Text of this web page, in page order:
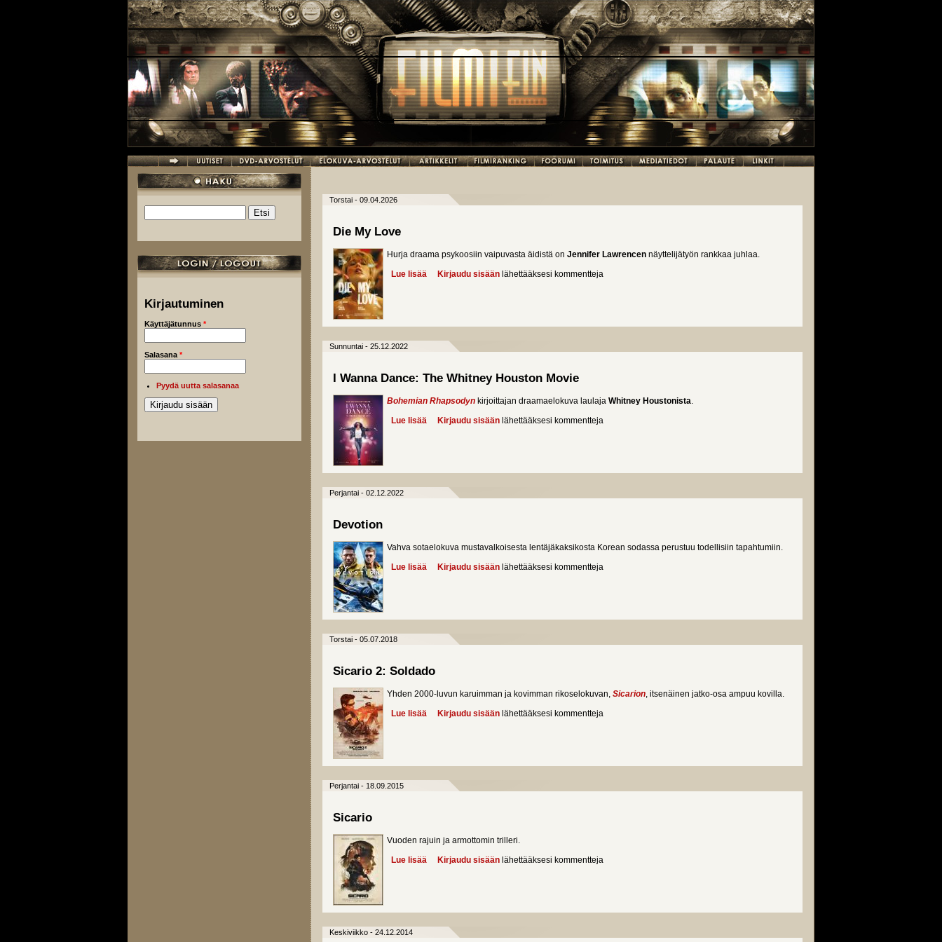
Hakulomake
Kirjautuminen
Käyttäjätunnus *
Salasana *
Pyydä uutta salasanaa
Torstai - 09.04.2026
Die My Love
Hurja draama psykoosiin vaipuvasta äidistä on Jennifer Lawrencen näyttelijätyön rankkaa juhlaa.
Lue lisää about Die My Love
Kirjaudu sisään lähettääksesi kommentteja
Sunnuntai - 25.12.2022
I Wanna Dance: The Whitney Houston Movie
Bohemian Rhapsodyn kirjoittajan draamaelokuva laulaja Whitney Houstonista.
Lue lisää about I Wanna Dance: The Whitney Houston Movie
Kirjaudu sisään lähettääksesi kommentteja
Perjantai - 02.12.2022
Devotion
Vahva sotaelokuva mustavalkoisesta lentäjäkaksikosta Korean sodassa perustuu todellisiin tapahtumiin.
Lue lisää about Devotion
Kirjaudu sisään lähettääksesi kommentteja
Torstai - 05.07.2018
Sicario 2: Soldado
Yhden 2000-luvun karuimman ja kovimman rikoselokuvan, Sicarion, itsenäinen jatko-osa ampuu kovilla.
Lue lisää about Sicario 2: Soldado
Kirjaudu sisään lähettääksesi kommentteja
Perjantai - 18.09.2015
Sicario
Vuoden rajuin ja armottomin trilleri.
Lue lisää about Sicario
Kirjaudu sisään lähettääksesi kommentteja
Keskiviikko - 24.12.2014